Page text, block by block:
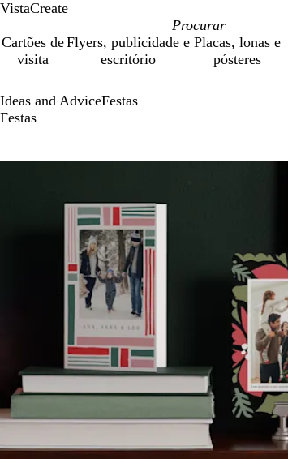
VistaCreate
Cartões de
visita
Flyers, publicidade e
escritório
Placas, lonas e
pósteres
Ideas and AdviceFestas
Festas